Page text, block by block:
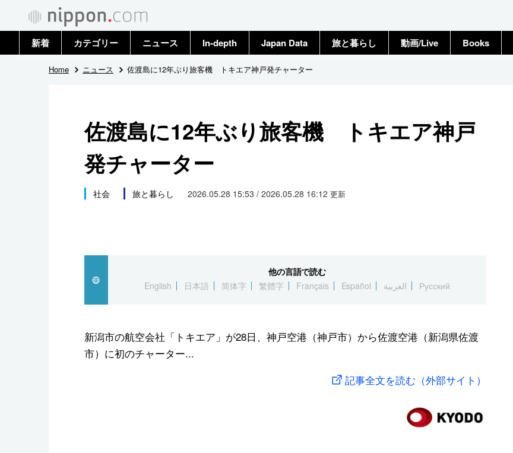
新着 カテゴリー
政治・外交
国際
社会
文化
スポーツ・東京2020
ニュース
トップ
In-depth Japan Data 旅と暮らし 動画/Live Books
Home ニュース 佐渡島に12年ぶり旅客機 トキエア神戸発チャーター
佐渡島に12年ぶり旅客機 トキエア神戸
発チャーター
社会 旅と暮らし 2026.05.28 15:53 / 2026.05.28 16:12 更新
他の言語で読む
English
日本語 简体字 繁體字 Français Español العربية Русский
新潟市の航空会社「トキエア」が28日、神戸空港（神戸市）から佐渡空港（新潟県佐渡
市）に初のチャーター...
記事全文を読む（外部サイト）